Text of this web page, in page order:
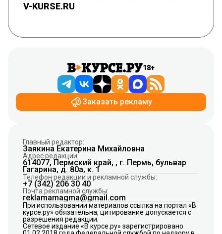
V-KURSE.RU
18+
Заказать рекламу
Главный редактор:
Заякина Екатерина Михайловна
Адрес редакции:
614077, Пермский край, , г. Пермь, бульвар
Гагарина, д. 80а, к. 1
Телефон редакции и рекламной службы:
+7 (342) 206 30 40
Почта рекламной службы:
reklamamagma@gmail.com
При использовании материалов ссылка на портал «В
курсе.ру» обязательна, цитирование допускается с
разрешения редакции.
Сетевое издание «В курсе.ру» зарегистрировано